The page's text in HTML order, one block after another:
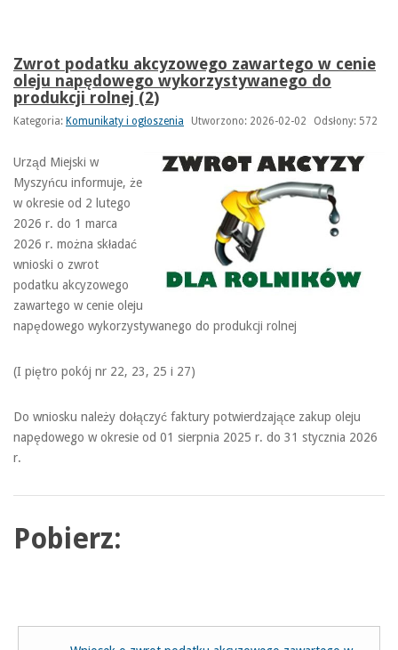
Zwrot podatku akcyzowego zawartego w cenie
oleju napędowego wykorzystywanego do
produkcji rolnej (2)
Kategoria: Komunikaty i ogłoszenia Utworzono: 2026-02-02 Odsłony: 572
Urząd Miejski w
Myszyńcu informuje, że
w okresie od 2 lutego
2026 r. do 1 marca
2026 r. można składać
wnioski o zwrot
podatku akcyzowego
zawartego w cenie oleju
napędowego wykorzystywanego do produkcji rolnej
(I piętro pokój nr 22, 23, 25 i 27)
Do wniosku należy dołączyć faktury potwierdzające zakup oleju
napędowego w okresie od 01 sierpnia 2025 r. do 31 stycznia 2026
r.
Pobierz: